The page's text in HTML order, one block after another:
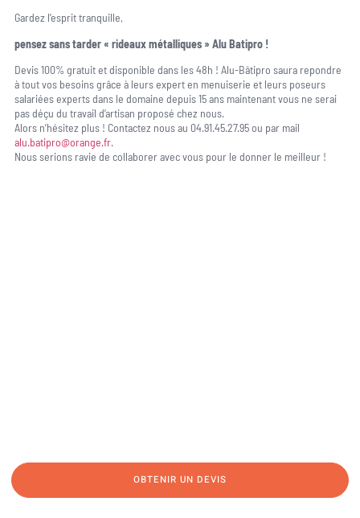
Gardez l’esprit tranquille,
pensez sans tarder « rideaux métalliques » Alu Batipro !
Devis 100% gratuit et disponible dans les 48h ! Alu-Bâtipro saura repondre
à tout vos besoins grâce à leurs expert en menuiserie et leurs poseurs
salariées experts dans le domaine depuis 15 ans maintenant vous ne serai
pas déçu du travail d’artisan proposé chez nous.
Alors n’hésitez plus ! Contactez nous au 04.91.45.27.95 ou par mail
alu.batipro@orange.fr.
Nous serions ravie de collaborer avec vous pour le donner le meilleur !
OBTENIR UN DEVIS